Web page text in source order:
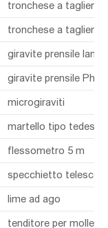
tronchese a taglienti
tronchese a taglienti
giravite prensile
giravite prensile
microgiraviti
martello tipo tedesco
flessometro 5 m
specchietto
lime ad ago
tenditore per molle